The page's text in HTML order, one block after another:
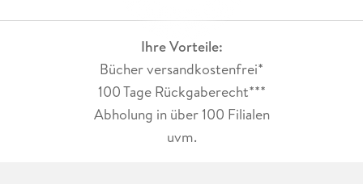
Ihre Vorteile:
Bücher versandkostenfrei*
100 Tage Rückgaberecht***
Abholung in über 100 Filialen
uvm.